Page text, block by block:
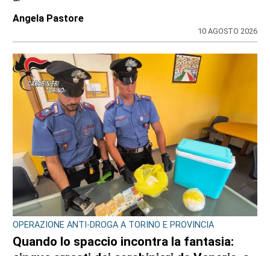
di
Redazione CRP
7 AGOSTO 2026
CONSIGLIO REGIONALE
Ambiente e conti pubblici al centro